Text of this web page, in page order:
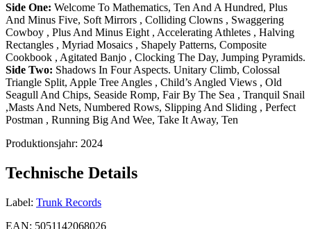
Side One: Welcome To Mathematics, Ten And A Hundred, Plus
And Minus Five, Soft Mirrors , Colliding Clowns , Swaggering
Cowboy , Plus And Minus Eight , Accelerating Athletes , Halving
Rectangles , Myriad Mosaics , Shapely Patterns, Composite
Cookbook , Agitated Banjo , Clocking The Day, Jumping Pyramids.
Side Two: Shadows In Four Aspects. Unitary Climb, Colossal
Triangle Split, Apple Tree Angles , Child’s Angled Views , Old
Seagull And Chips, Seaside Romp, Fair By The Sea , Tranquil Snail
,Masts And Nets, Numbered Rows, Slipping And Sliding , Perfect
Postman , Running Big And Wee, Take It Away, Ten
Produktionsjahr: 2024
Technische Details
Label: Trunk Records
EAN: 5051142068026